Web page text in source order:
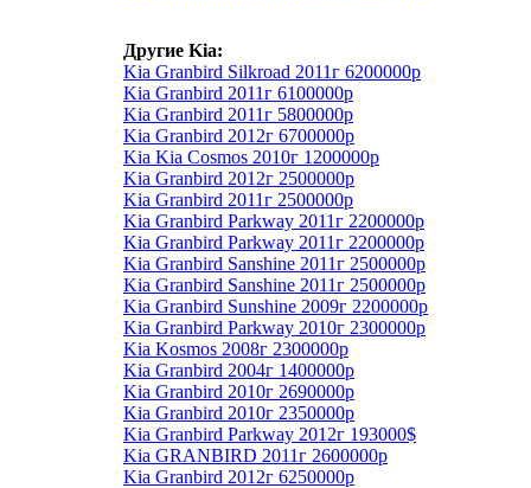
Другие Kia:
Kia Granbird Silkroad 2011г 6200000р
Kia Granbird 2011г 6100000р
Kia Granbird 2011г 5800000р
Kia Granbird 2012г 6700000р
Kia Kia Cosmos 2010г 1200000р
Kia Granbird 2012г 2500000р
Kia Granbird 2011г 2500000р
Kia Granbird Parkway 2011г 2200000р
Kia Granbird Parkway 2011г 2200000р
Kia Granbird Sanshine 2011г 2500000р
Kia Granbird Sanshine 2011г 2500000р
Kia Granbird Sunshine 2009г 2200000р
Kia Granbird Parkway 2010г 2300000р
Kia Kosmos 2008г 2300000р
Kia Granbird 2004г 1400000р
Kia Granbird 2010г 2690000р
Kia Granbird 2010г 2350000р
Kia Granbird Parkway 2012г 193000$
Kia GRANBIRD 2011г 2600000р
Kia Granbird 2012г 6250000р